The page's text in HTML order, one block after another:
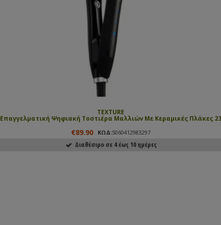
TEXTURE
Επαγγελματική Ψηφιακή Τοστιέρα Μαλλιών Με Κεραμικές Πλάκες
€89.90 ΚΩΔ:5060412983297
Διαθέσιμο σε 4 έως 10 ημέρες